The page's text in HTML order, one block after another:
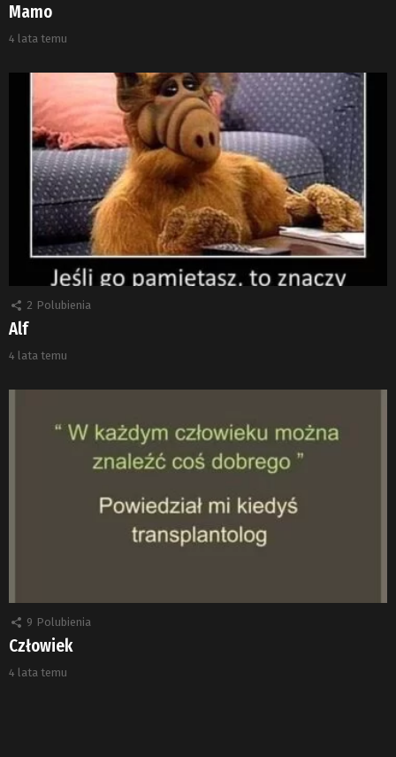
Mamo
4 lata temu
2 Polubienia
Alf
4 lata temu
9 Polubienia
Człowiek
4 lata temu